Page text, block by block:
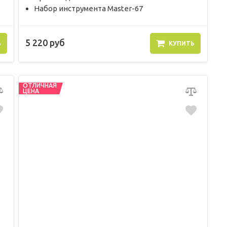
Набор инструмента Master-67
5 220 руб КУПИТЬ
ОТЛИЧНАЯ
ЦЕНА